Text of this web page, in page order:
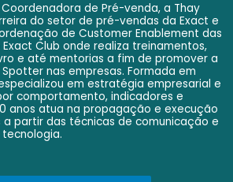
de Pré-venda, a Thay
do setor de pré-vendas da Exact e
de Customer Enablement das
Club onde realiza treinamentos,
e até mentorias a fim de promover a
nas empresas. Formada em
em estratégia empresarial e
comportamento, indicadores e
anos atua na propagação e execução
partir das técnicas de comunicação e